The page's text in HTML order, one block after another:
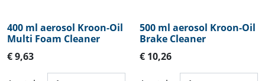
400 ml aerosol Kroon-Oil
Multi Foam Cleaner
€ 9,63
500 ml aerosol Kroon-Oil
Brake Cleaner
€ 10,26